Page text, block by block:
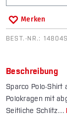
Merken
BEST.-NR.:
Beschreibung
Sparco Polo-Shirt
Polokragen mit
Seitliche Schlitz…